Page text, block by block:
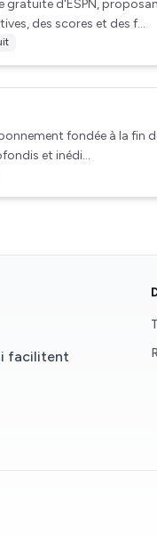
gratuite d'ESPN,
des scores et des f...
fondée à la fin
et inédi...
facilitent